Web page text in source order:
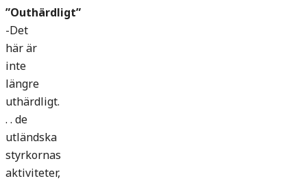
”Outhärdligt”
-Det
här är
inte
längre
uthärdligt.
. . de
utländska
styrkornas
aktiviteter,